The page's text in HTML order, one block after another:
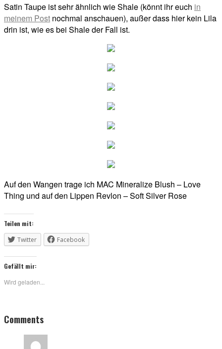
Satin Taupe ist sehr ähnlich wie Shale (könnt ihr euch in
meinem Post nochmal anschauen), außer dass hier kein Lila
drin ist, wie es bei Shale der Fall ist.
Auf den Wangen trage ich MAC Mineralize Blush – Love
Thing und auf den Lippen Revlon – Soft Silver Rose
Teilen mit:
Twitter
Facebook
Gefällt mir:
Wird geladen...
Reader
Interactions
Comments